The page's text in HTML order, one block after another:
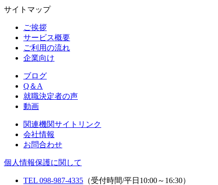
サイトマップ
ご挨拶
サービス概要
ご利用の流れ
企業向け
ブログ
Q＆A
就職決定者の声
動画
関連機関サイトリンク
会社情報
お問合わせ
個人情報保護に関して
TEL 098-987-4335 （受付時間/平日10:00～16:30）